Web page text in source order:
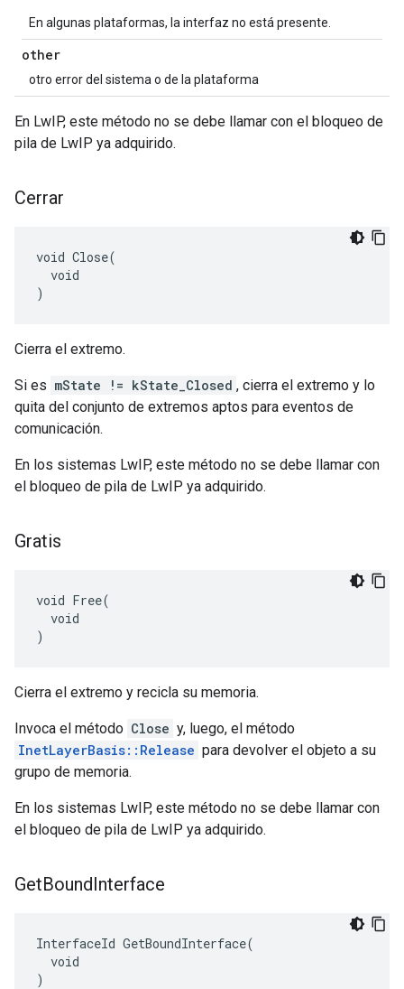
En algunas plataformas, la interfaz no está presente.
other
otro error del sistema o de la plataforma
En LwIP, este método no se debe llamar con el bloqueo de
pila de LwIP ya adquirido.
Cerrar
void Close(
  void
)
Cierra el extremo.
Si es mState != kState_Closed , cierra el extremo y lo
quita del conjunto de extremos aptos para eventos de
comunicación.
En los sistemas LwIP, este método no se debe llamar con
el bloqueo de pila de LwIP ya adquirido.
Gratis
void Free(
  void
)
Cierra el extremo y recicla su memoria.
Invoca el método Close y, luego, el método
InetLayerBasis::Release para devolver el objeto a su
grupo de memoria.
En los sistemas LwIP, este método no se debe llamar con
el bloqueo de pila de LwIP ya adquirido.
GetBoundInterface
InterfaceId GetBoundInterface(
  void
)